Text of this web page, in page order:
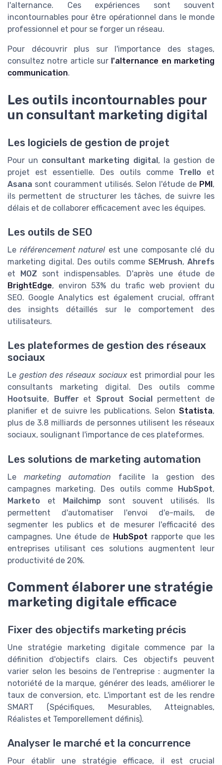
l'alternance. Ces expériences sont souvent
incontournables pour être opérationnel dans le monde
professionnel et pour se forger un réseau.
Pour découvrir plus sur l'importance des stages,
consultez notre article sur l'alternance en marketing
communication.
Les outils incontournables pour
un consultant marketing digital
Les logiciels de gestion de projet
Pour un consultant marketing digital, la gestion de
projet est essentielle. Des outils comme Trello et
Asana sont couramment utilisés. Selon l'étude de PMI,
ils permettent de structurer les tâches, de suivre les
délais et de collaborer efficacement avec les équipes.
Les outils de SEO
Le référencement naturel est une composante clé du
marketing digital. Des outils comme SEMrush, Ahrefs
et MOZ sont indispensables. D'après une étude de
BrightEdge, environ 53% du trafic web provient du
SEO. Google Analytics est également crucial, offrant
des insights détaillés sur le comportement des
utilisateurs.
Les plateformes de gestion des réseaux
sociaux
Le gestion des réseaux sociauxest primordial pour les
consultants marketing digital. Des outils comme
Hootsuite, BufferetSprout Social
permettent de
planifier et de suivre les publications. Selon Statista,
plus de 3.8 milliards de personnes utilisent les réseaux
sociaux, soulignant l'importance de ces plateformes.
Les solutions de marketing automation
Le marketing automation facilite la gestion des
campagnes marketing. Des outils comme HubSpot,
Marketo et Mailchimp sont souvent utilisés. Ils
permettent d'automatiser l'envoi d'e-mails, de
segmenter les publics et de mesurer l'efficacité des
campagnes. Une étude de HubSpot rapporte que les
entreprises utilisant ces solutions augmentent leur
productivité de 20%.
Comment élaborer une stratégie
marketing digitale efficace
Fixer des objectifs marketing précis
Une stratégie marketing digitale commence par la
définition d'objectifs clairs. Ces objectifs peuvent
varier selon les besoins de l'entreprise : augmenter la
notoriété de la marque, générer des leads, améliorer le
taux de conversion, etc. L'important est de les rendre
SMART (Spécifiques, Mesurables, Atteignables,
Réalistes et Temporellement définis).
Analyser le marché et la concurrence
Pour établir une stratégie efficace, il est crucial